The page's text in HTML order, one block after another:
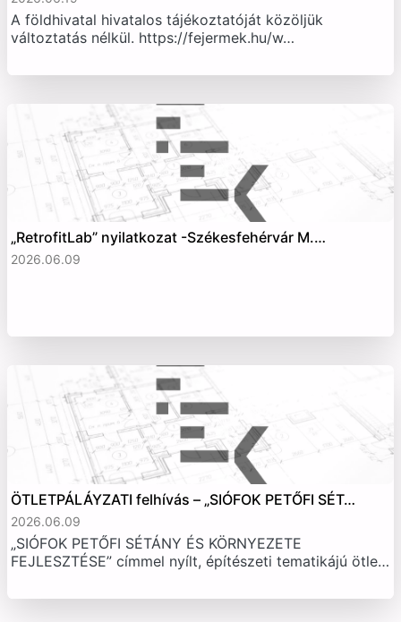
A földhivatal hivatalos tájékoztatóját közöljük
változtatás nélkül. https://fejermek.hu/w…
„RetrofitLab” nyilatkozat -Székesfehérvár M.…
2026.06.09
ÖTLETPÁLÁYZATI felhívás – „SIÓFOK PETŐFI SÉT…
2026.06.09
„SIÓFOK PETŐFI SÉTÁNY ÉS KÖRNYEZETE
FEJLESZTÉSE” címmel nyílt, építészeti tematikájú ötle…